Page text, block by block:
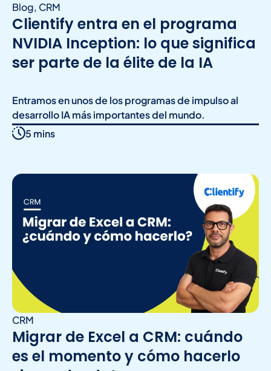
Blog, CRM
Clientify entra en el programa
NVIDIA Inception: lo que significa
ser parte de la élite de la IA
Entramos en unos de los programas de impulso al
desarrollo IA más importantes del mundo.
5 mins
CRM
Migrar de Excel a CRM: cuándo
es el momento y cómo hacerlo